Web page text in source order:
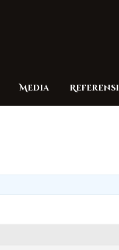
Media Referensi